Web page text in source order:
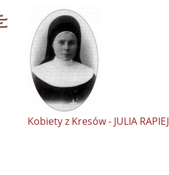
Kobiety z Kresów - JULIA RAPIEJ